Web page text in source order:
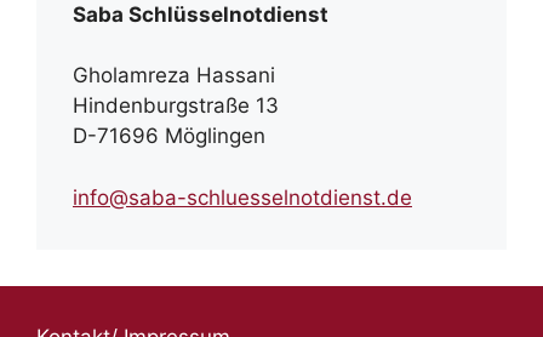
Saba Schlüsselnotdienst
Gholamreza Hassani
Hindenburgstraße 13
D-71696 Möglingen
info@saba-schluesselnotdienst.de